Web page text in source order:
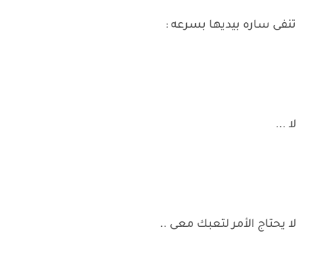
تنفى ساره بيديها بسرعه :
لا ...
لا يحتاج الأمر لتعبك معى ..